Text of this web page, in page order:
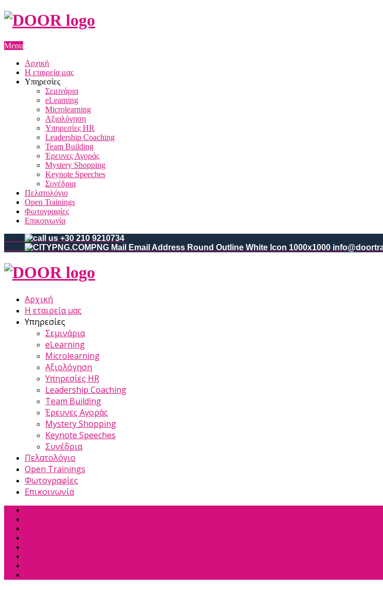
Menu
Αρχική
Η εταιρεία μας
Υπηρεσίες
Σεμινάρια
eLearning
Microlearning
Αξιολόγηση
Υπηρεσίες HR
Leadership Coaching
Team Building
Έρευνες Αγοράς
Mystery Shopping
Keynote Speeches
Συνέδρια
Πελατολόγιο
Open Trainings
Φωτογραφίες
Επικοινωνία
+30 210 9210734
Αρχική
Η εταιρεία μας
Υπηρεσίες
Σεμινάρια
eLearning
Microlearning
Αξιολόγηση
Υπηρεσίες HR
Leadership Coaching
Team Building
Έρευνες Αγοράς
Mystery Shopping
Keynote Speeches
Συνέδρια
Πελατολόγιο
Open Trainings
Φωτογραφίες
Επικοινωνία